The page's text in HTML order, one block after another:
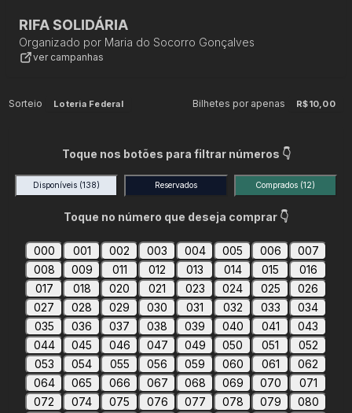
RIFA SOLIDÁRIA
Organizado por Maria do Socorro Gonçalves
ver campanhas
Sorteio Loteria Federal Bilhetes por apenas R$10,00
Toque nos botões para filtrar números 👇
Disponíveis (138) Reservados Comprados (12)
Toque no número que deseja comprar 👇
000 001 002 003 004 005 006
007
008
009 011 012 013 014 015
016
017
018 020 021 023 024 025
026
027
028 029 030 031 032 033
034
035
036 037 038 039 040 041
043
044
045 046 047 049 050 051
052
053
054 055 056 059 060 061
062
064
065 066 067 068 069 070
071
072
074 075 076 077 078 079
080